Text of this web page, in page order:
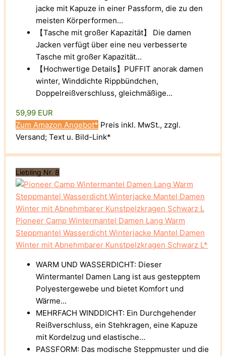
jacke mit Kapuze in einer Passform, die zu den
meisten Körperformen...
【Tasche mit großer Kapazität】 Die damen
Jacken verfügt über eine neu verbesserte
Tasche mit großer Kapazität...
【Hochwertige Details】PUFFIT anorak damen
winter, Winddichte Rippbündchen,
Doppelreißverschluss, gleichmäßige...
59,99 EUR
Zum Amazon Angebot* Preis inkl. MwSt., zzgl.
Versand; Text u. Bild-Link*
Liebling Nr. 8
Pioneer Camp Wintermantel Damen Lang Warm
Steppmantel Wasserdicht Winterjacke Mantel Damen
Winter mit Abnehmbarer Kunstpelzkragen Schwarz L*
WARM UND WASSERDICHT: Dieser
Wintermantel Damen Lang ist aus gestepptem
Polyestergewebe und bietet Komfort und
Wärme...
MEHRFACH WINDDICHT: Ein Durchgehender
Reißverschluss, ein Stehkragen, eine Kapuze
mit Kordelzug und elastische...
PASSFORM: Das modische Steppmuster und die